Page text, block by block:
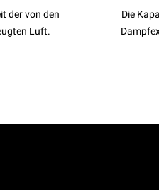
der von den
Luft.
Die